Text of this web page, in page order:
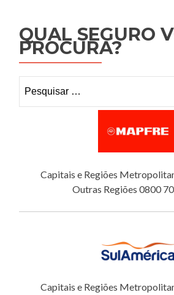
QUAL SEGURO
PROCURA?
Capitais e Regiões
Outras Regiões 0800
Capitais e Regiões